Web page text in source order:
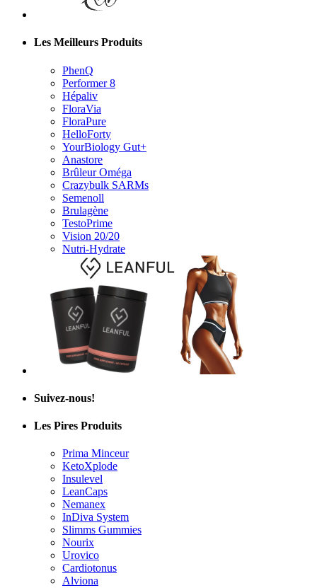
Performer 8
Hépaliv
FloraVia
FloraPure
HelloForty
YourBiology Gut+
Anastore
Brûleur Oméga
Crazybulk SARMs
Semenoll
Brulagène
TestoPrime
Vision 20/20
Nutri-Hydrate
KetoXplode
Insulevel
LeanCaps
Nemanex
InDiva System
Slimms Gummies
Nourix
Urovico
Cardiotonus
Alviona
Indravil